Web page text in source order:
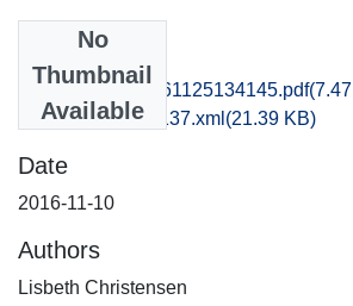
No
Thumbnail
Available
msj1haan_20161125134145.pdf
recordxml_item_137.xml (21.39 KB)
Date
2016-11-10
Authors
Lisbeth Christensen